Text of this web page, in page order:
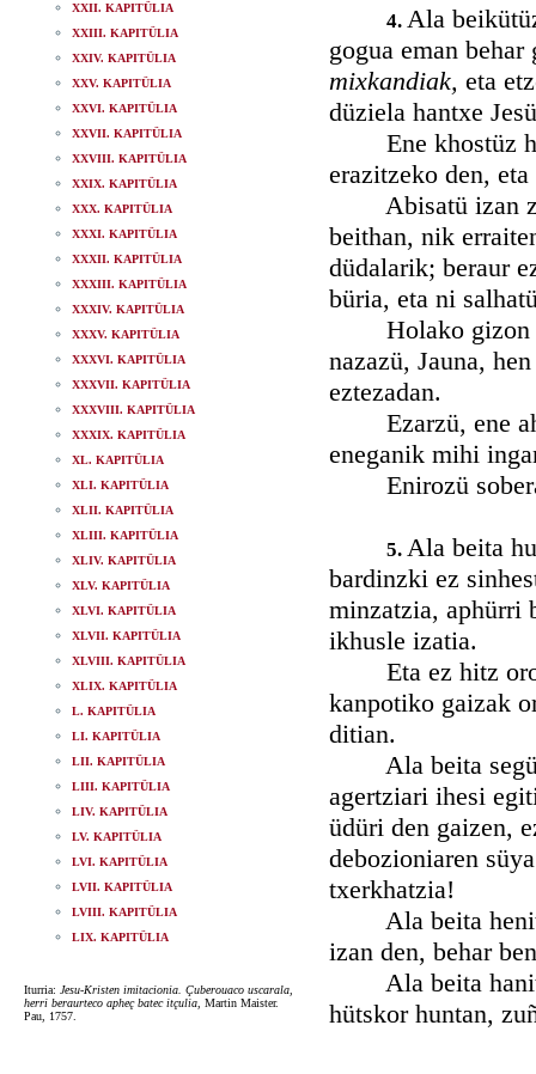
XXII. KAPITÜLIA
XXIII. KAPITÜLIA
XXIV. KAPITÜLIA
XXV. KAPITÜLIA
XXVI. KAPITÜLIA
XXVII. KAPITÜLIA
XXVIII. KAPITÜLIA
XXIX. KAPITÜLIA
XXX. KAPITÜLIA
XXXI. KAPITÜLIA
XXXII. KAPITÜLIA
XXXIII. KAPITÜLIA
XXXIV. KAPITÜLIA
XXXV. KAPITÜLIA
XXXVI. KAPITÜLIA
XXXVII. KAPITÜLIA
XXXVIII. KAPITÜLIA
XXXIX. KAPITÜLIA
XL. KAPITÜLIA
XLI. KAPITÜLIA
XLII. KAPITÜLIA
XLIII. KAPITÜLIA
XLIV. KAPITÜLIA
XLV. KAPITÜLIA
XLVI. KAPITÜLIA
XLVII. KAPITÜLIA
XLVIII. KAPITÜLIA
XLIX. KAPITÜLIA
L. KAPITÜLIA
LI. KAPITÜLIA
LII. KAPITÜLIA
LIII. KAPITÜLIA
LIV. KAPITÜLIA
LV. KAPITÜLIA
LVI. KAPITÜLIA
LVII. KAPITÜLIA
LVIII. KAPITÜLIA
LIX. KAPITÜLIA
Iturria: Jesu-Kristen imitacionia. Çuberouaco uscarala,
herri beraurteco apheç batec itçulia , Martin Maister.
Pau, 1757.
4. Ala
gogua eman
mixkandiak, eta
düziela hantxe
Ene khostüz
erazitzeko den,
Abisatü izan
beithan, nik
düdalarik; beraur
büria, eta ni
Holako gizon
nazazü, Jauna,
eztezadan.
Ezarzü, ene
eneganik mihi
Enirozü sobera
5. Ala beita
bardinzki ez
minzatzia, aphürri
ikhusle izatia.
Eta ez hitz
kanpotiko gaizak
ditian.
Ala beita segür,
agertziari ihesi
üdüri den gaizen,
debozioniaren
txerkhatzia!
Ala beita
izan den, behar
Ala beita hanitx
hütskor huntan,